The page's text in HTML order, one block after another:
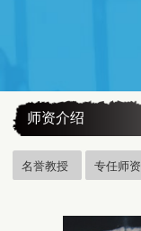
师资介绍
名誉教授 专任师资